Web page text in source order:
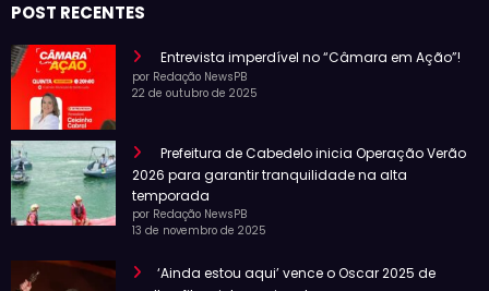
POST RECENTES
Entrevista imperdível no “Câmara em Ação”!
por Redação NewsPB
22 de outubro de 2025
Prefeitura de Cabedelo inicia Operação Verão
2026 para garantir tranquilidade na alta
temporada
por Redação NewsPB
13 de novembro de 2025
‘Ainda estou aqui’ vence o Oscar 2025 de